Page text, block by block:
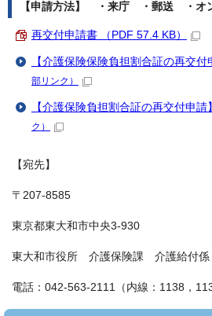
【申請方法】 ・来庁 ・郵送 ・オ
再交付申請書 （PDF 57.4 KB）
【介護保険保険負担割合証の再交
部リンク）
【介護保険負担割合証の再交付申請
ク）
【宛先】
〒207-8585
東京都東大和市中央3-930
東大和市役所 介護保険課 介護給付係
電話：042-563-2111（内線：1138，